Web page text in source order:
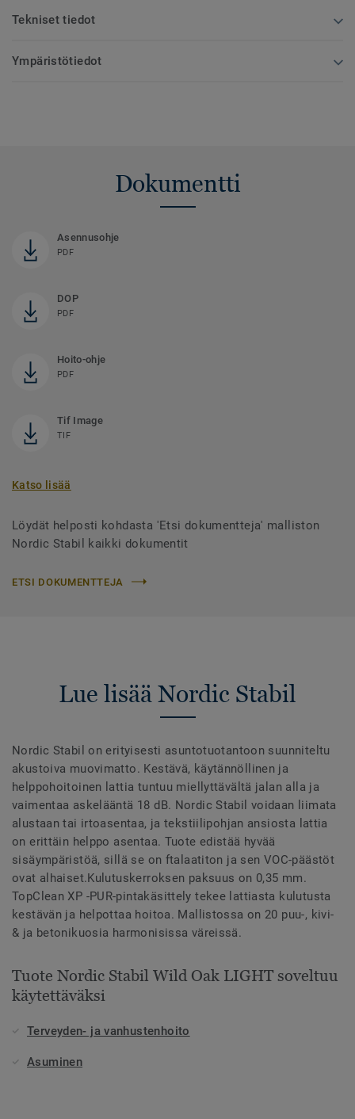
Tekniset tiedot
Ympäristötiedot
Dokumentti
Asennusohje
PDF
DOP
PDF
Hoito-ohje
PDF
Tif Image
TIF
Katso lisää
Löydät helposti kohdasta 'Etsi dokumentteja' malliston
Nordic Stabil kaikki dokumentit
ETSI DOKUMENTTEJA
Lue lisää Nordic Stabil
Nordic Stabil on erityisesti asuntotuotantoon suunniteltu
akustoiva muovimatto. Kestävä, käytännöllinen ja
helppohoitoinen lattia tuntuu miellyttävältä jalan alla ja
vaimentaa askelääntä 18 dB. Nordic Stabil voidaan liimata
alustaan tai irtoasentaa, ja tekstiilipohjan ansiosta lattia
on erittäin helppo asentaa. Tuote edistää hyvää
sisäympäristöä, sillä se on ftalaatiton ja sen VOC-päästöt
ovat alhaiset.Kulutuskerroksen paksuus on 0,35 mm.
TopClean XP -PUR-pintakäsittely tekee lattiasta kulutusta
kestävän ja helpottaa hoitoa. Mallistossa on 20 puu-, kivi-
& ja betonikuosia harmonisissa väreissä.
Tuote Nordic Stabil Wild Oak LIGHT soveltuu
käytettäväksi
Terveyden- ja vanhustenhoito
Asuminen